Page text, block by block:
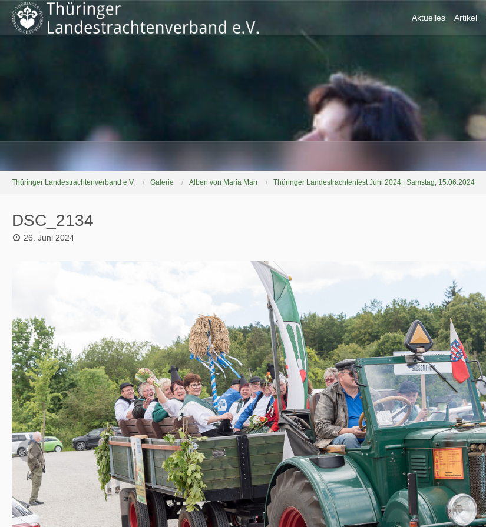
Aktuelles Artikel
Thüringer Landestrachtenverband e.V. Galerie Alben von Maria Marr Thüringer Landestrachtenfest Juni 2024 | Samstag, 15.06.2024
DSC_2134
26. Juni 2024